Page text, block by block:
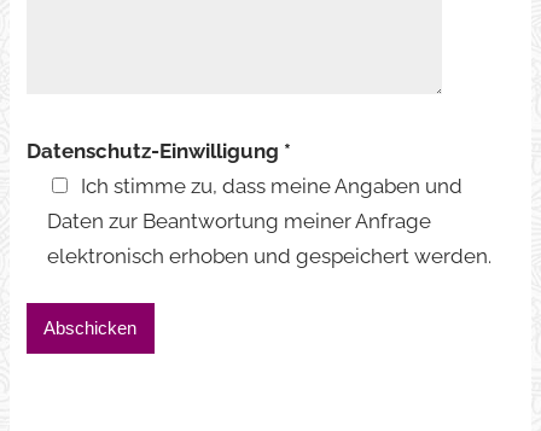
Datenschutz-Einwilligung *
Ich stimme zu, dass meine Angaben und
Daten zur Beantwortung meiner Anfrage
elektronisch erhoben und gespeichert werden.